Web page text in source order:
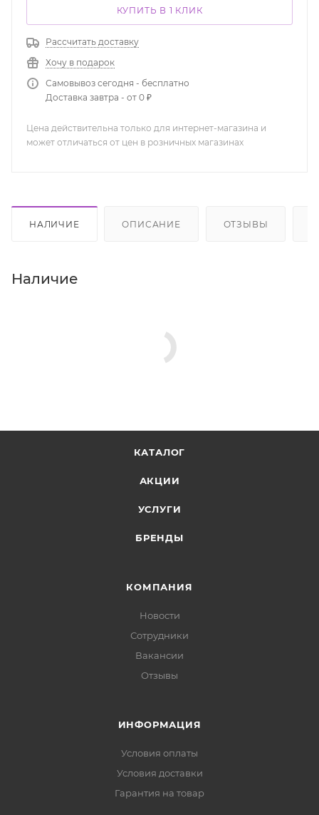
КУПИТЬ В 1 КЛИК
Рассчитать доставку
Хочу в подарок
Самовывоз сегодня - бесплатно
Доставка завтра - от 0 ₽
Цена действительна только для интернет-магазина и
может отличаться от цен в розничных магазинах
НАЛИЧИЕ ОПИСАНИЕ ОТЗЫВЫ
Наличие
КАТАЛОГ
АКЦИИ
УСЛУГИ
БРЕНДЫ
КОМПАНИЯ
Новости
Сотрудники
Вакансии
Отзывы
ИНФОРМАЦИЯ
Условия оплаты
Условия доставки
Гарантия на товар